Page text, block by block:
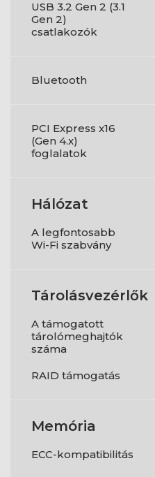
USB 3.2 Gen 2 (3.1
Gen 2)
csatlakozók
Bluetooth
PCI Express x16
(Gen 4.x)
foglalatok
Hálózat
A legfontosabb
Wi-Fi szabvány
Tárolásvezérlők
A támogatott
tárolómeghajtók
száma
RAID támogatás
Memória
ECC-kompatibilitás